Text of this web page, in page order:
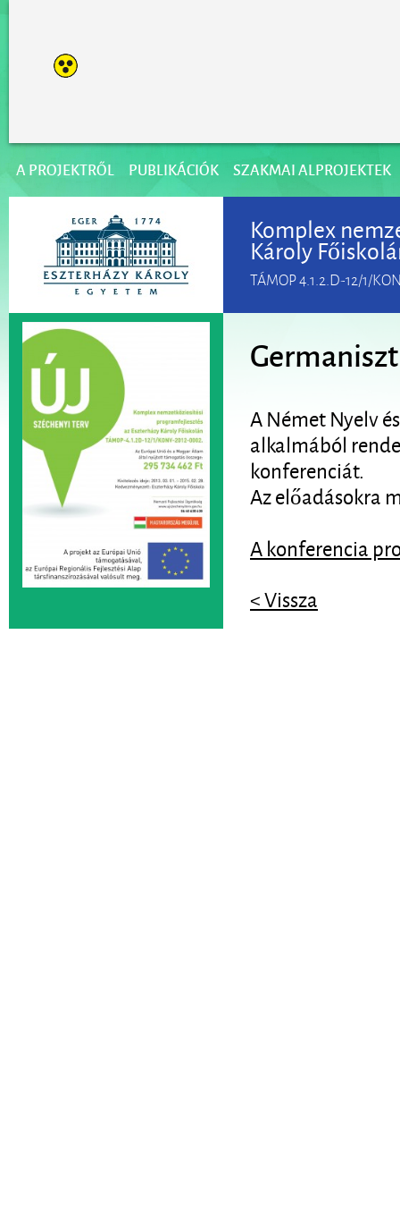
A PROJEKTRŐL PUBLIKÁCIÓK SZAKMAI ALPROJEKTEK
Komplex
Károly
TÁMOP 4.1.2.D-12/1/
A Német Nyelv
alkalmából
konferenciát.
Az előadásokra
A konferencia
< Vissza